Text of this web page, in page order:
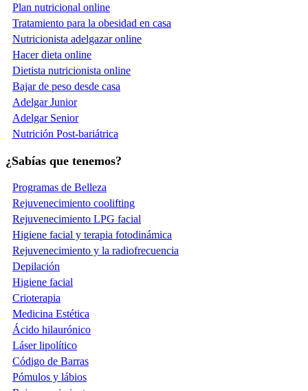
Plan nutricional online
Tratamiento para la obesidad en casa
Nutricionista adelgazar online
Hacer dieta online
Dietista nutricionista online
Bajar de peso desde casa
Adelgar Junior
Adelgar Senior
Nutrición Post-bariátrica
¿Sabías que tenemos?
Programas de Belleza
Rejuvenecimiento coolifting
Rejuvenecimiento LPG facial
Higiene facial y terapia fotodinámica
Rejuvenecimiento y la radiofrecuencia
Depilación
Higiene facial
Crioterapia
Medicina Estética
Ácido hilaurónico
Láser lipolítico
Código de Barras
Pómulos y lábios